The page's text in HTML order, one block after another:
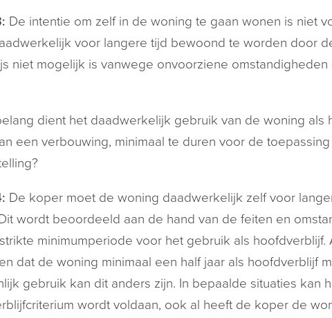
De intentie om zelf in de woning te gaan wonen is niet
voor langere tijd bewoond te worden door
niet mogelijk is vanwege onvoorziene
dient het daadwerkelijk gebruik van de woning als
een verbouwing, minimaal te duren voor de
De koper moet de woning daadwerkelijk zelf voor
wordt beoordeeld aan de hand van de feiten en
minimumperiode voor het gebruik als hoofdverblijf.
dat de woning minimaal een half jaar als hoofdverblijf
gebruik kan dit anders zijn. In bepaalde situaties kan
wordt voldaan, ook al heeft de koper de